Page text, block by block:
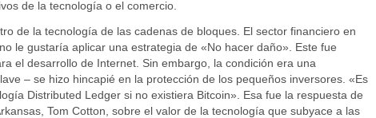
de la tecnología o el comercio.
de la tecnología de las cadenas de bloques. El sector financiero en
le gustaría aplicar una estrategia de «No hacer daño». Este fue
el desarrollo de Internet. Sin embargo, la condición era una
– se hizo hincapié en la protección de los pequeños inversores. «Es
Distributed Ledger si no existiera Bitcoin». Esa fue la respuesta de
Tom Cotton, sobre el valor de la tecnología que subyace a las